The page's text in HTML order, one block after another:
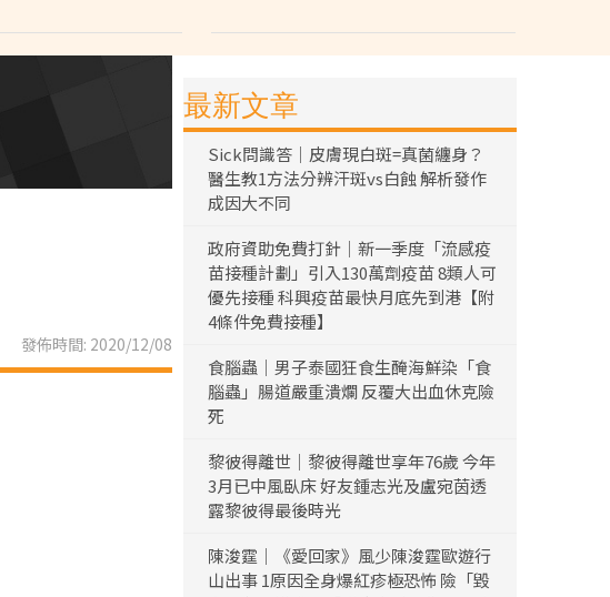
發佈時間: 2020/12/08
最新文章
Sick問識答｜皮膚現白斑=真菌纏身？
醫生教1方法分辨汗斑vs白蝕 解析發作
成因大不同
政府資助免費打針｜新一季度「流感疫
苗接種計劃」引入130萬劑疫苗 8類人可
優先接種 科興疫苗最快月底先到港【附
4條件免費接種】
食腦蟲｜男子泰國狂食生醃海鮮染「食
腦蟲」腸道嚴重潰爛 反覆大出血休克險
死
黎彼得離世｜黎彼得離世享年76歲 今年
3月已中風臥床 好友鍾志光及盧宛茵透
露黎彼得最後時光
陳浚霆｜《愛回家》風少陳浚霆歐遊行
山出事 1原因全身爆紅疹極恐怖 險「毀